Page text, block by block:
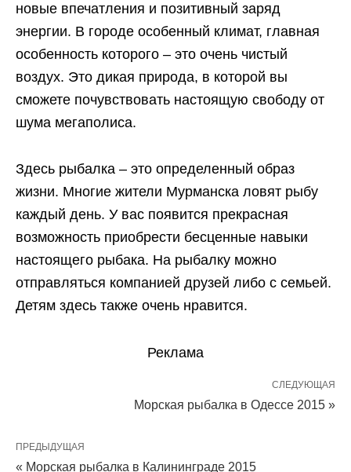
новые впечатления и позитивный заряд
энергии. В городе особенный климат, главная
особенность которого – это очень чистый
воздух. Это дикая природа, в которой вы
сможете почувствовать настоящую свободу от
шума мегаполиса.
Здесь рыбалка – это определенный образ
жизни. Многие жители Мурманска ловят рыбу
каждый день. У вас появится прекрасная
возможность приобрести бесценные навыки
настоящего рыбака. На рыбалку можно
отправляться компанией друзей либо с семьей.
Детям здесь также очень нравится.
Реклама
СЛЕДУЮЩАЯ
Морская рыбалка в Одессе 2015 »
ПРЕДЫДУЩАЯ
« Морская рыбалка в Калининграде 2015